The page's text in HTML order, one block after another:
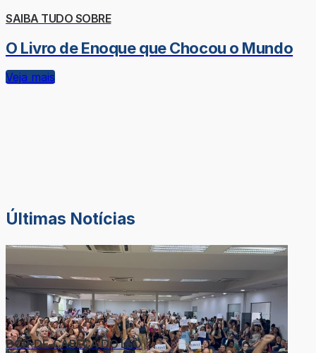
SAIBA TUDO SOBRE
O Livro de Enoque que Chocou o Mundo
Veja mais
Últimas Notícias
DOR-DE-CABEÇA DO LÉO